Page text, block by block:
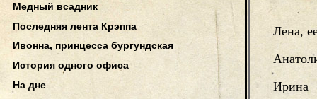
Лена,
Ирина
Медный всадник
Последняя лента Крэппа
Ивонна, принцесса бургундская
История одного офиса
На дне